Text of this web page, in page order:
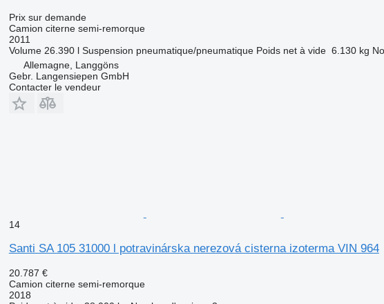
Prix sur demande
Camion citerne semi-remorque
2011
Volume 26.390 l Suspension pneumatique/pneumatique Poids net à vide 6.130 kg
Allemagne, Langgöns
Gebr. Langensiepen GmbH
Contacter le vendeur
14
Santi SA 105 31000 l potravinárska nerezová cisterna izoterma VIN 964
20.787 €
Camion citerne semi-remorque
2018